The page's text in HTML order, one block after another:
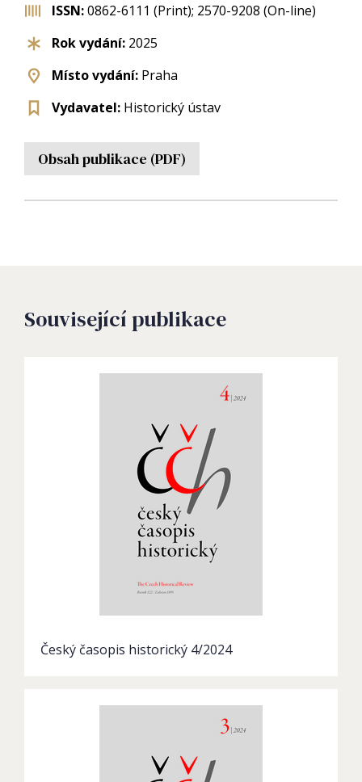
ISSN:0862-6111 (Print); 2570-9208 (On-line)
Rok vydání: 2025
Místo vydání: Praha
Vydavatel: Historický ústav
Obsah publikace (PDF)
Související publikace
Český časopis historický 4/2024